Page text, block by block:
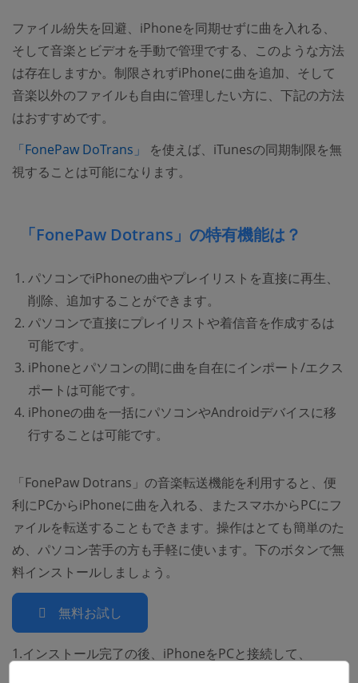
ファイル紛失を回避、iPhoneを同期せずに曲を入れる、
そして音楽とビデオを手動で管理でする、このような方法
は存在しますか。制限されずiPhoneに曲を追加、そして
音楽以外のファイルも自由に管理したい方に、下記の方法
はおすすめです。
「FonePaw DoTrans」
(opens new window)
を使えば、iTunesの同期制限を無
視することは可能になります。
「FonePaw Dotrans」の特有機能は？
パソコンでiPhoneの曲やプレイリストを直接に再生、
削除、追加することができます。
パソコンで直接にプレイリストや着信音を作成するは
可能です。
iPhoneとパソコンの間に曲を自在にインポート/エクス
ポートは可能です。
iPhoneの曲を一括にパソコンやAndroidデバイスに移
行することは可能です。
「FonePaw Dotrans」の音楽転送機能を利用すると、便
利にPCからiPhoneに曲を入れる、またスマホからPCにフ
ァイルを転送することもできます。操作はとても簡単のた
め、パソコン苦手の方も手軽に使います。下のボタンで無
料インストールしましょう。
無料お試し
1.インストール完了の後、iPhoneをPCと接続して、